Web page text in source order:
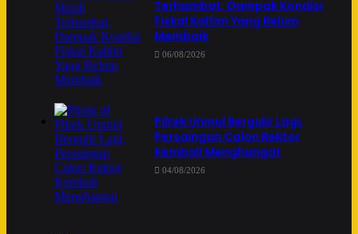
Terhambat, Dampak Kondisi
Fiskal Kaltim Yang Belum
Membaik
06/08/2026
Pilrek Unmul Bergulir Lagi,
Persaingan Calon Rektor
Kembali Menghangat
04/08/2026